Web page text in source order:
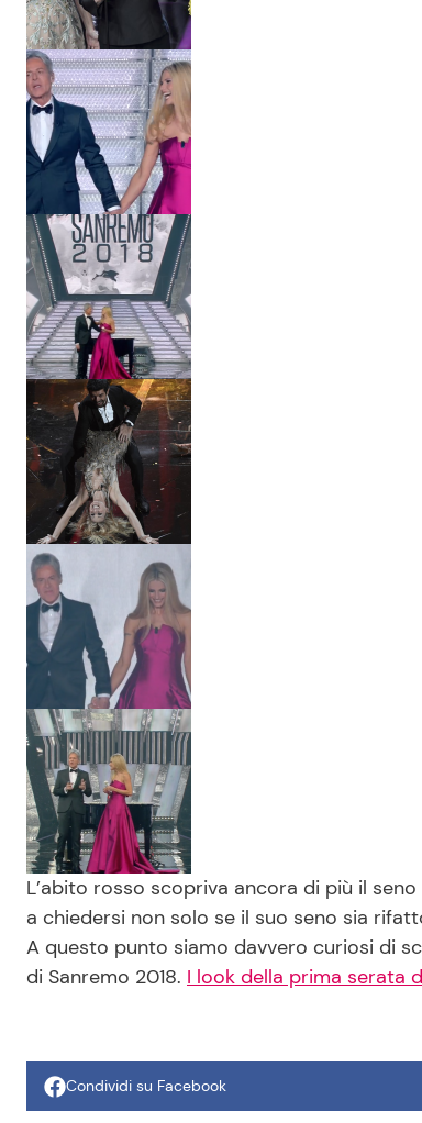
L’abito rosso scopriva ancora di più il
a chiedersi non solo se il suo seno sia
A questo punto siamo davvero curiosi di
di Sanremo 2018. I look della prima serata
Condividi su Facebook